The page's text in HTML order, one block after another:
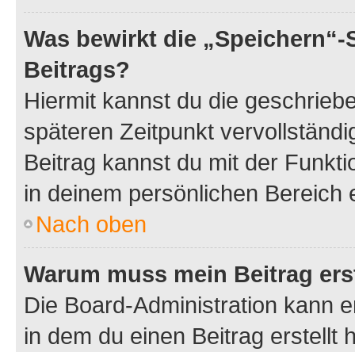
Was bewirkt die
Beitrags?
Hiermit kannst du die
späteren Zeitpunkt
Beitrag kannst du mit der
in deinem persönlichen Bereich
Nach oben
Warum muss mein Beitrag
Die Board-Administration kann
in dem du einen Beitrag erstellt